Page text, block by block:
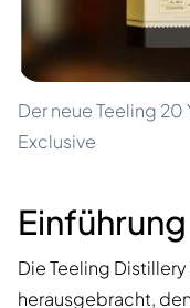
Der neue Teeling
Exclusive
Die Teeling
herausgebracht, den